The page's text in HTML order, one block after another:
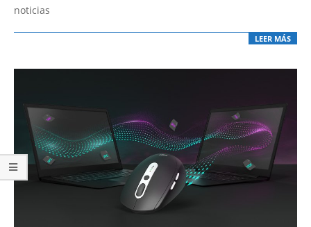
noticias
LEER MÁS